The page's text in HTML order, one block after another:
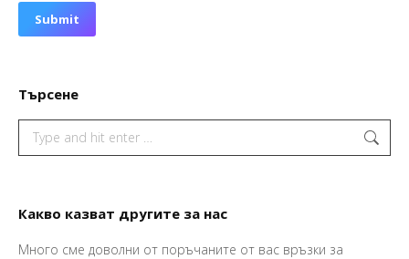
Submit
Търсене
Search:
Какво казват другите за нас
Много сме доволни от поръчаните от вас връзки за